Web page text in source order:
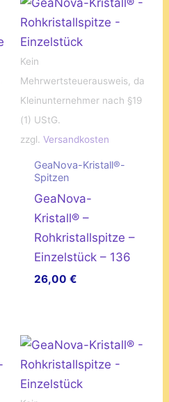
Kein
Mehrwertsteuerausweis, da
Kleinunternehmer nach §19
(1) UStG.
zzgl. Versandkosten
GeaNova-Kristall®-
Spitzen
GeaNova-
Kristall® –
Rohkristallspitze –
Einzelstück – 136
26,00€